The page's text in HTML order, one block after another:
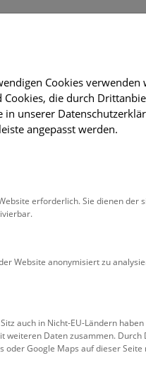
Deck 50
des
während
Museums
(USA) hat
Ihre – heute, 6.
Ergebnisse
Cookies verwenden
die durch
unserer
angepasst werden.
erforderlich. Sie dienen der
Website anonymisiert zu
auch in Nicht-EU-Ländern haben
Daten zusammen. Durch
oder Google Maps auf dieser